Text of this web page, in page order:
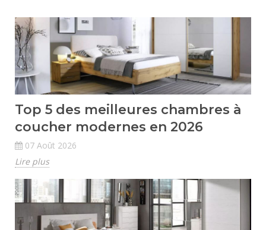
Top 5 des meilleures chambres à
coucher modernes en 2026
07 Août 2026
Lire plus